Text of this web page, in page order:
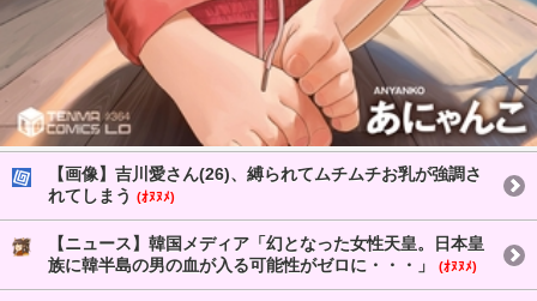
【画像】吉川愛さん(26)、縛られてムチムチお乳が強調さ
れてしまう (ｵﾇﾇﾒ)
【ニュース】韓国メディア「幻となった女性天皇。日本皇
族に韓半島の男の血が入る可能性がゼロに・・・」
(ｵﾇﾇﾒ)